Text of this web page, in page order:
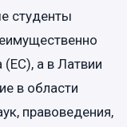
студенты
а в Латвии
в области
правоведения,